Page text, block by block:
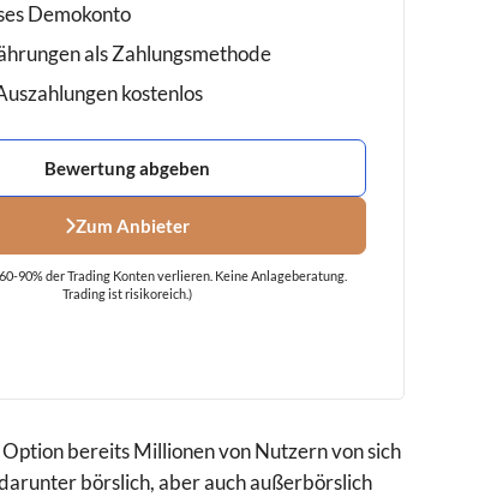
Demokonto
als Zahlungsmethode
kostenlos
Bewertung abgeben
Zum Anbieter
90% der Trading Konten verlieren. Keine Anlageberatung.
Trading ist risikoreich.)
bereits Millionen von Nutzern von sich
börslich, aber auch außerbörslich